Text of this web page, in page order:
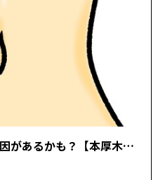
お腹が硬い人は腸腰筋に原因があるかも？【本厚木駅で痛みの原因を取り除く あかつき整骨院】